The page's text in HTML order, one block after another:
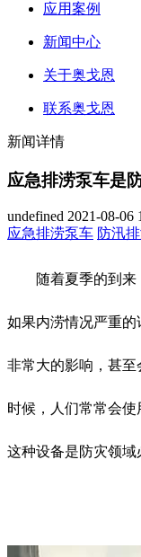
应用案例
新闻中心
关于奥戈恩
联系奥戈恩
新闻详情
应急排涝泵车是
undefined 2021-08-06
应急排涝泵车 防汛
随着夏季的到来，
如果内涝情况严重
非常大的影响，甚
时候，人们常常会
这种设备是防灾领域